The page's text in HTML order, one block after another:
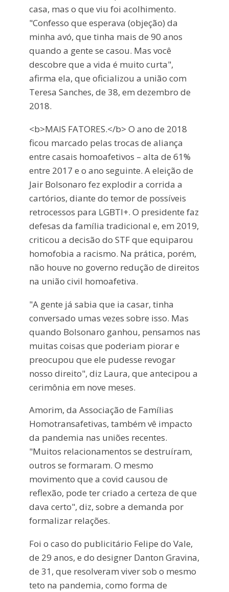
casa, mas o que viu foi acolhimento.
"Confesso que esperava (objeção) da
minha avó, que tinha mais de 90 anos
quando a gente se casou. Mas você
descobre que a vida é muito curta",
afirma ela, que oficializou a união com
Teresa Sanches, de 38, em dezembro de
2018.
<b>MAIS FATORES.</b> O ano de 2018
ficou marcado pelas trocas de aliança
entre casais homoafetivos – alta de 61%
entre 2017 e o ano seguinte. A eleição de
Jair Bolsonaro fez explodir a corrida a
cartórios, diante do temor de possíveis
retrocessos para LGBTI+. O presidente faz
defesas da família tradicional e, em 2019,
criticou a decisão do STF que equiparou
homofobia a racismo. Na prática, porém,
não houve no governo redução de direitos
na união civil homoafetiva.
"A gente já sabia que ia casar, tinha
conversado umas vezes sobre isso. Mas
quando Bolsonaro ganhou, pensamos nas
muitas coisas que poderiam piorar e
preocupou que ele pudesse revogar
nosso direito", diz Laura, que antecipou a
cerimônia em nove meses.
Amorim, da Associação de Famílias
Homotransafetivas, também vê impacto
da pandemia nas uniões recentes.
"Muitos relacionamentos se destruíram,
outros se formaram. O mesmo
movimento que a covid causou de
reflexão, pode ter criado a certeza de que
dava certo", diz, sobre a demanda por
formalizar relações.
Foi o caso do publicitário Felipe do Vale,
de 29 anos, e do designer Danton Gravina,
de 31, que resolveram viver sob o mesmo
teto na pandemia, como forma de